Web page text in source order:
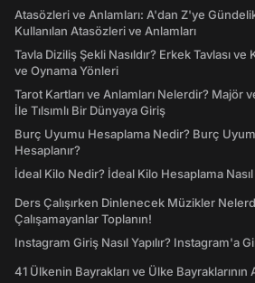
Atasözleri ve Anlamları: A'dan Z'ye
Kullanılan Atasözleri ve Anlamları
Tavla Diziliş Şekli Nasıldır? Erkek Tavlası ve
ve Oynama Yönleri
Tarot Kartları ve Anlamları Nelerdir? Majör
İle Tılsımlı Bir Dünyaya Giriş
Burç Uyumu Hesaplama Nedir? Burç
Hesaplanır?
İdeal Kilo Nedir? İdeal Kilo Hesaplama Nasıl
Ders Çalışırken Dinlenecek Müzikler
Çalışamayanlar Toplanın!
Instagram Giriş Nasıl Yapılır? Instagram'a
41 Ülkenin Bayrakları ve Ülke Bayraklarının